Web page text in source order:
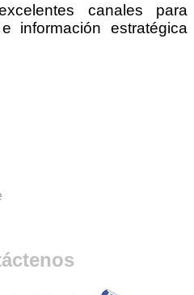
canales para
información estratégica